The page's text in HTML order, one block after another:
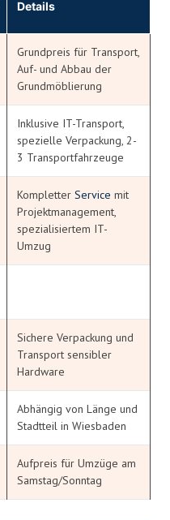
Details
Grundpreis für Transport,
Auf- und Abbau der
Grundmöblierung
Inklusive IT-Transport,
spezielle Verpackung, 2-
3 Transportfahrzeuge
Kompletter Service mit
Projektmanagement,
spezialisiertem IT-
Umzug
Sichere Verpackung und
Transport sensibler
Hardware
Abhängig von Länge und
Stadtteil in Wiesbaden
Aufpreis für Umzüge am
Samstag/Sonntag